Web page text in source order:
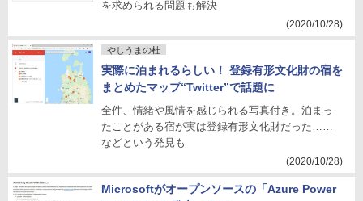
を求められる問題も解決
(2020/10/28)
やじうまの杜
実際に泊まれるらしい！ 登録有形文化財の宿を
まとめたマップ“Twitter”で話題に
全件、情緒や風情を感じられる写真付き。泊まっ
たことがある宿が実は登録有形文化財だった……
などという発見も
(2020/10/28)
Microsoftがオープンソースの「Azure Power